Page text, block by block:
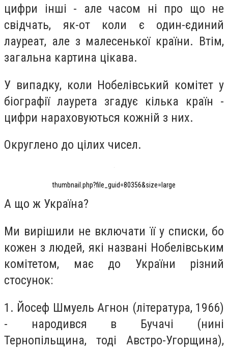
цифри інші - але часом ні про що не
свідчать, як-от коли є один-єдиний
лауреат, але з малесенької країни. Втім,
загальна картина цікава.
У випадку, коли Нобелівський комітет у
біографії лаурета згадує кілька країн -
цифри нараховуються кожній з них.
Округлено до цілих чисел.
thumbnail.php?file_guid=80356&size=large
А що ж Україна?
Ми вирішили не включати її у списки, бо
кожен з людей, які названі Нобелівським
комітетом, має до України різний
стосунок:
1. Йосеф Шмуель Агнон (література, 1966)
- народився в Бучачі (нині
Тернопільщина, тоді Австро-Угорщина),